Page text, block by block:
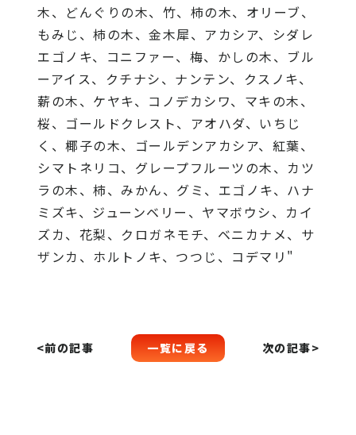
木、どんぐりの木、竹、柿の木、オリーブ、
もみじ、柿の木、金木犀、アカシア、シダレ
エゴノキ、コニファー、梅、かしの木、ブル
ーアイス、クチナシ、ナンテン、クスノキ、
薪の木、ケヤキ、コノデカシワ、マキの木、
桜、ゴールドクレスト、アオハダ、いちじ
く、椰子の木、ゴールデンアカシア、紅葉、
シマトネリコ、グレープフルーツの木、カツ
ラの木、柿、みかん、グミ、エゴノキ、ハナ
ミズキ、ジューンベリー、ヤマボウシ、カイ
ズカ、花梨、クロガネモチ、ベニカナメ、サ
ザンカ、ホルトノキ、つつじ、コデマリ"
<前の記事 一覧に戻る 次の記事>